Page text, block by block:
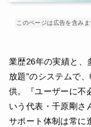
このページは広告を含み
業歴26年の実績と、
放題”のシステムで
供。『ユーザーに不
いう代表・千原剛さ
サポート体制は常に